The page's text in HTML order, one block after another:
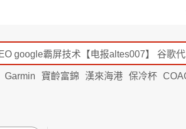
Garmin 寶齡富錦 漢來海港 保冷杯